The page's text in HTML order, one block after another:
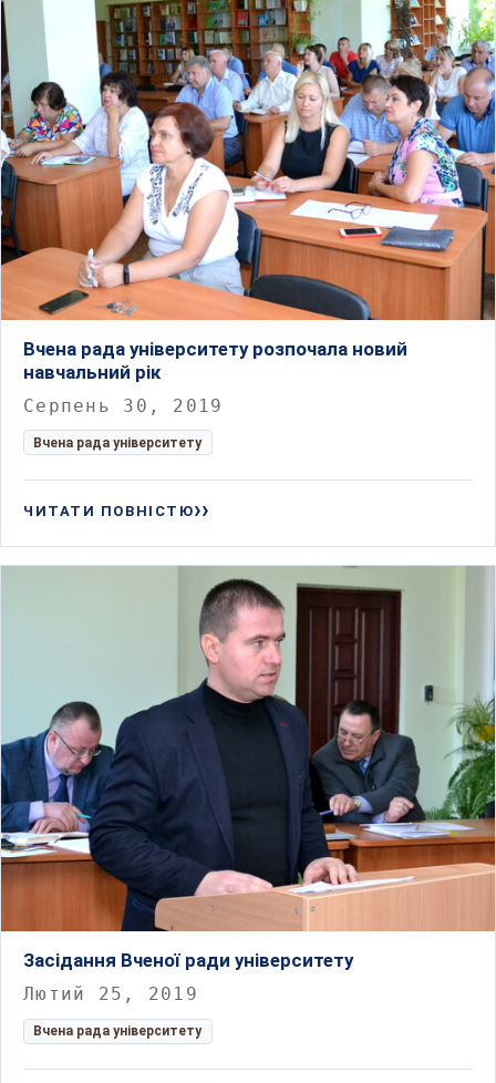
Вчена рада університету розпочала новий
навчальний рік
Серпень 30, 2019
Вчена рада університету
ЧИТАТИ ПОВНІСТЮ
Засідання Вченої ради університету
Лютий 25, 2019
Вчена рада університету